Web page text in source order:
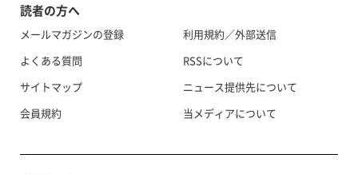
読者の方へ
メールマガジンの登録
よくある質問
サイトマップ
会員規約
利用規約／外部送信
RSSについて
ニュース提供先について
当メディアについて